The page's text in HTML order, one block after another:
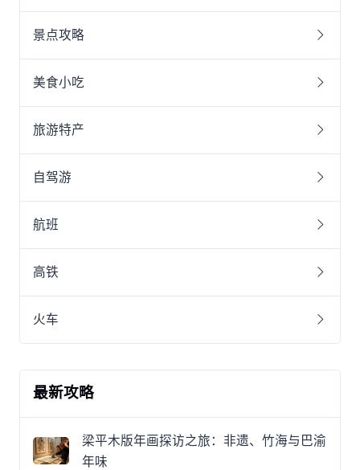
景点攻略
美食小吃
旅游特产
自驾游
航班
高铁
火车
最新攻略
梁平木版年画探访之旅：非遗、竹海与巴渝
年味